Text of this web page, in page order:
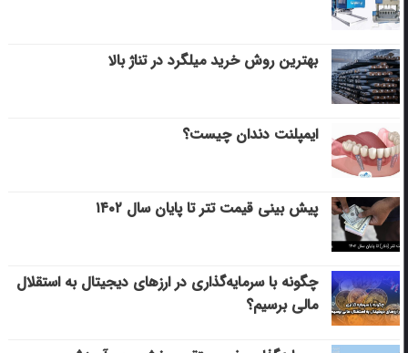
بهترین روش خرید میلگرد در تناژ بالا
ایمپلنت دندان چیست؟
پیش بینی قیمت تتر تا پایان سال ۱۴۰۲
چگونه با سرمایه‌گذاری در ارزهای دیجیتال به استقلال
مالی برسیم؟